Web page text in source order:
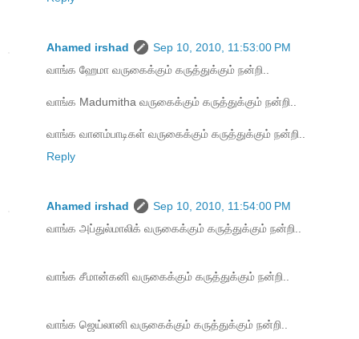
Ahamed irshad
Sep 10, 2010, 11:53:00 PM
வாங்க ஹேமா வருகைக்கும் கருத்துக்கும் நன்றி..
வாங்க Madumitha வருகைக்கும் கருத்துக்கும் நன்றி..
வாங்க வானம்பாடிகள் வருகைக்கும் கருத்துக்கும் நன்றி..
Reply
Ahamed irshad
Sep 10, 2010, 11:54:00 PM
வாங்க அப்துல்மாலிக் வருகைக்கும் கருத்துக்கும் நன்றி..
வாங்க சீமான்கனி வருகைக்கும் கருத்துக்கும் நன்றி..
வாங்க ஜெய்லானி வருகைக்கும் கருத்துக்கும் நன்றி..